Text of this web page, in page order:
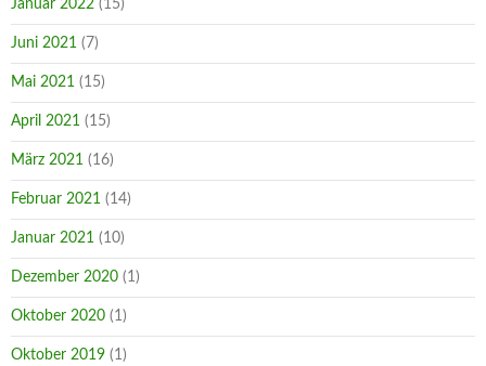
Januar 2022 (15)
Juni 2021 (7)
Mai 2021 (15)
April 2021 (15)
März 2021 (16)
Februar 2021 (14)
Januar 2021 (10)
Dezember 2020 (1)
Oktober 2020 (1)
Oktober 2019 (1)